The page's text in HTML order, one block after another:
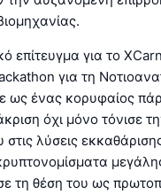
επίτευγμα για το
για τη
ως ένας κορυφαίος
όχι μόνο τόνισε
λύσεις
τη θέση του ως